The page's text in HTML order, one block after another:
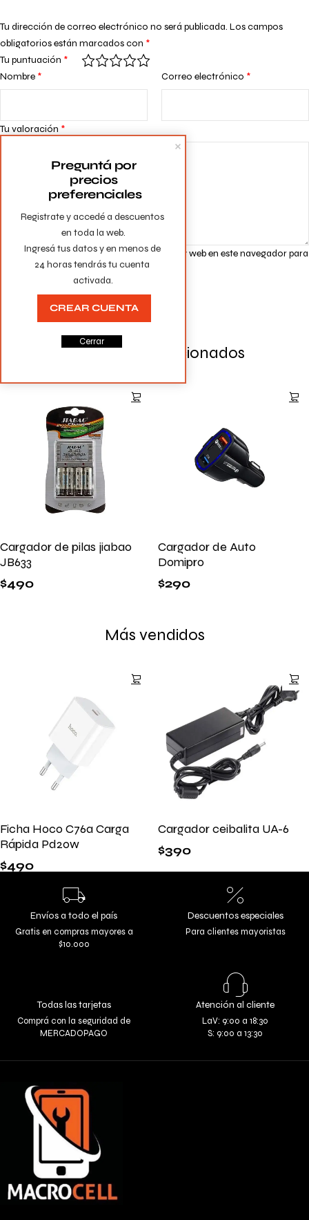
Tu dirección de correo electrónico no será publicada. Los campos
obligatorios están marcados con *
Tu puntuación *
Tu valoración *
Nombre * Correo electrónico *
Guarda mi nombre, correo electrónico y web en este navegador para
la próxima vez que comente.
Productos Relacionados
Cargador de pilas jiabao
JB633
$490
Cargador de Auto
Domipro
$290
Más vendidos
Ficha Hoco C76a Carga
Rápida Pd20w
$490
Cargador ceibalita UA-6
$390
Envíos a todo el país
Gratis en compras mayores a
$10.000
Descuentos especiales
Para clientes mayoristas
Todas las tarjetas
Comprá con la seguridad de
MERCADOPAGO
Atención al cliente
LaV: 9:00 a 18:30
S: 9:00 a 13:30
Registrate y accedé a descuentos
en toda la web.
Ingresá tus datos y en menos de
24 horas tendrás tu cuenta
activada.
Preguntá por
precios
preferenciales
CREAR CUENTA
Cerrar